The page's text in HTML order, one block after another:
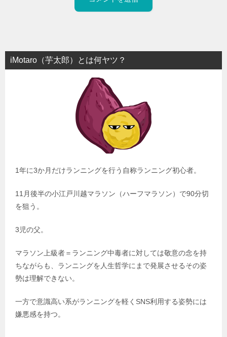
iMotaro（芋太郎）とは何ヤツ？
1年に3か月だけランニングを行う自称ランニング初心者。
11月後半の小江戸川越マラソン（ハーフマラソン）で90分切
を狙う。
3児の父。
マラソン上級者＝ランニング中毒者に対しては敬意の念を持
ちながらも、ランニングを人生哲学にまで発展させるその姿
勢は理解できない。
一方で意識高い系がランニングを軽くSNS利用する姿勢には
嫌悪感を持つ。